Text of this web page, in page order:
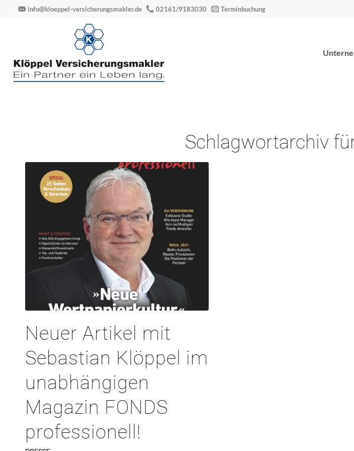
info@kloeppel-versicherungsmakler.de 02161/9183030 Terminbuchung
Schlagwortarchiv
Neuer Artikel mit
Sebastian Klöppel im
unabhängigen
Magazin FONDS
professionell!